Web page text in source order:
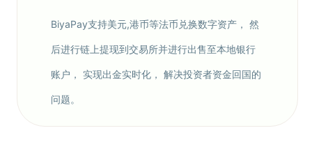
BiyaPay支持美元,港币等法币兑换数字资产， 然
后进行链上提现到交易所并进行出售至本地银行
账户， 实现出金实时化， 解决投资者资金回国的
问题。